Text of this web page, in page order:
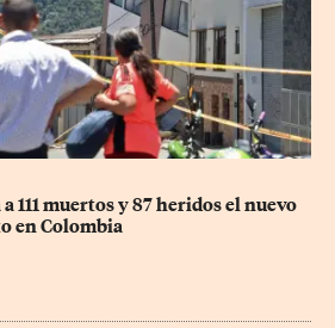
111 muertos y 87 heridos el nuevo
en Colombia